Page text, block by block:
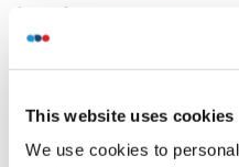
This website uses cookies
We use cookies to
investigator.
Nur für Forschungszwecke